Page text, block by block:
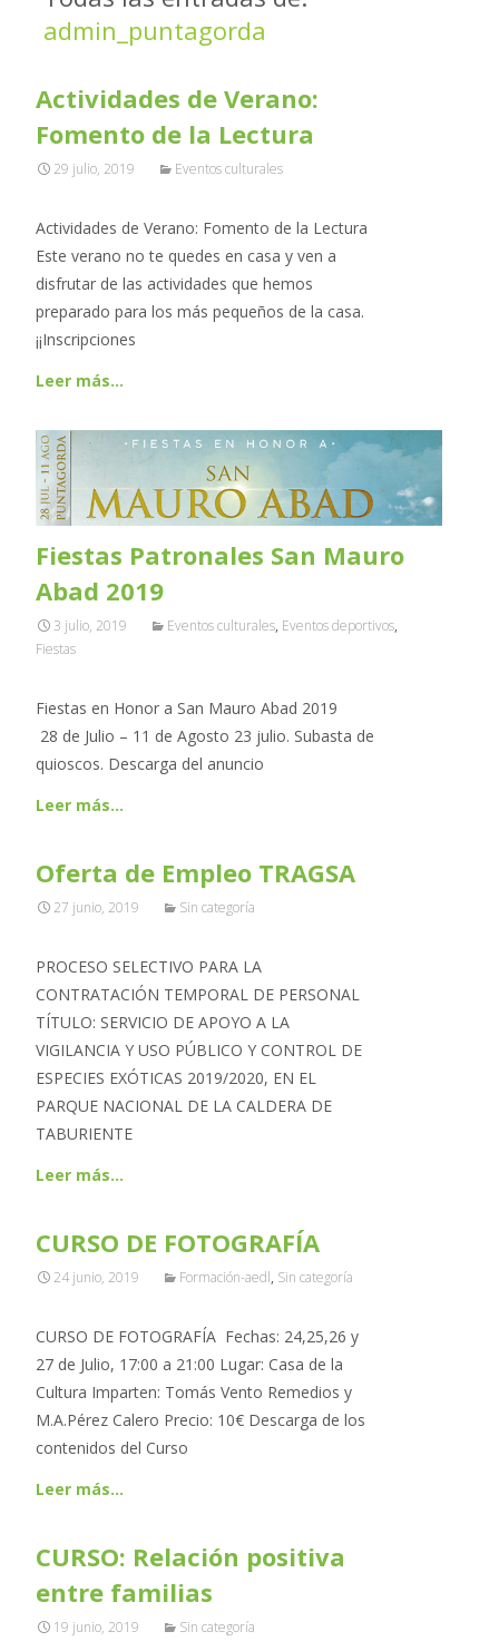
admin_puntagorda
Actividades de Verano:
Fomento de la Lectura
29 julio, 2019 Eventos culturales
Actividades de Verano: Fomento de la Lectura
Este verano no te quedes en casa y ven a
disfrutar de las actividades que hemos
preparado para los más pequeños de la casa.
¡¡Inscripciones
Leer más…
Fiestas Patronales San Mauro
Abad 2019
3 julio, 2019 Eventos culturales, Eventos deportivos,
Fiestas
Fiestas en Honor a San Mauro Abad 2019
28 de Julio – 11 de Agosto 23 julio. Subasta de
quioscos. Descarga del anuncio
Leer más…
Oferta de Empleo TRAGSA
27 junio, 2019 Sin categoría
PROCESO SELECTIVO PARA LA
CONTRATACIÓN TEMPORAL DE PERSONAL
TÍTULO: SERVICIO DE APOYO A LA
VIGILANCIA Y USO PÚBLICO Y CONTROL DE
ESPECIES EXÓTICAS 2019/2020, EN EL
PARQUE NACIONAL DE LA CALDERA DE
TABURIENTE
Leer más…
CURSO DE FOTOGRAFÍA
24 junio, 2019 Formación-aedl, Sin categoría
CURSO DE FOTOGRAFÍA Fechas: 24,25,26 y
27 de Julio, 17:00 a 21:00 Lugar: Casa de la
Cultura Imparten: Tomás Vento Remedios y
M.A.Pérez Calero Precio: 10€ Descarga de los
contenidos del Curso
Leer más…
CURSO: Relación positiva
entre familias
19 junio, 2019 Sin categoría